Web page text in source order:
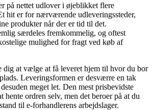
på nettet udlover i øjeblikket flere
hit er for nærværende udleveringssteder,
produkter når der er tid til det.
særdeles fremkommelig, og oftest
mulighed for fragt ved køb af
dig at vælge at få leveret hjem til hvor du bor
Leveringsformen er desværre en tak
meget let. Den mest prisbevidste
hente ordren selv, men det beroer på at du
til e-forhandlerens arbejdslager.